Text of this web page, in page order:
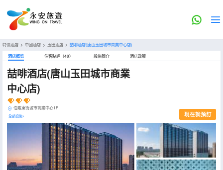
特價酒店 > 中國酒店 > 玉田酒店 > 喆啡酒店(唐山玉田城市商業中心店)
酒店概览 住客點評（48） 設施簡介 酒店政策
喆啡酒店(唐山玉田城市商業
中心店)
伯雍東街城市商業中心1F
全部設施> 現在就預訂